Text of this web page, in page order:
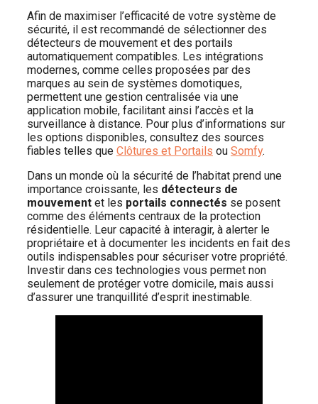
Afin de maximiser l’efficacité de votre système de
sécurité, il est recommandé de sélectionner des
détecteurs de mouvement et des portails
automatiquement compatibles. Les intégrations
modernes, comme celles proposées par des
marques au sein de systèmes domotiques,
permettent une gestion centralisée via une
application mobile, facilitant ainsi l’accès et la
surveillance à distance. Pour plus d’informations sur
les options disponibles, consultez des sources
fiables telles que Clôtures et Portails ou Somfy.
Dans un monde où la sécurité de l’habitat prend une
importance croissante, les détecteurs de
mouvement et les portails connectés se posent
comme des éléments centraux de la protection
résidentielle. Leur capacité à interagir, à alerter le
propriétaire et à documenter les incidents en fait des
outils indispensables pour sécuriser votre propriété.
Investir dans ces technologies vous permet non
seulement de protéger votre domicile, mais aussi
d’assurer une tranquillité d’esprit inestimable.